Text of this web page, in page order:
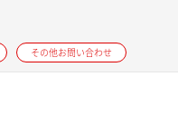
その他お問い合わせ